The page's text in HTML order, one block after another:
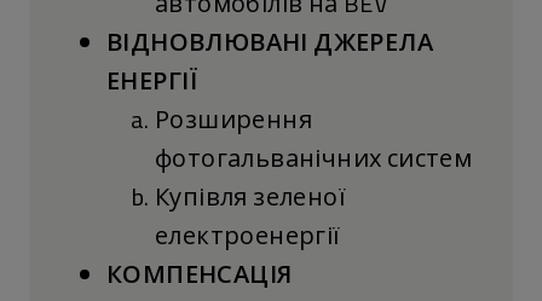
ВІДНОВЛЮВАНІ ДЖЕРЕЛА
ЕНЕРГІЇ
Розширення
фотогальванічних систем
Купівля зеленої
електроенергії
КОМПЕНСАЦІЯ